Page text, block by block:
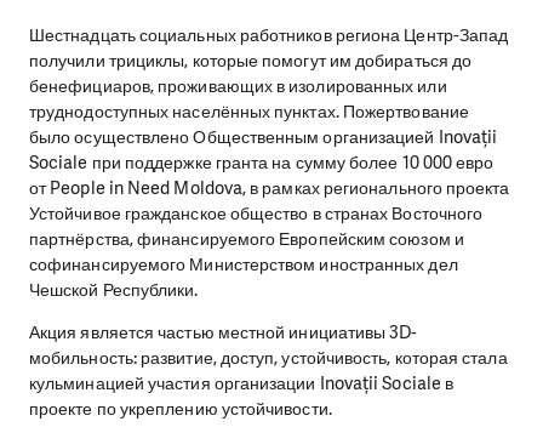
Шестнадцать социальных работников региона Центр-Запад
получили трициклы, которые помогут им добираться до
бенефициаров, проживающих в изолированных или
труднодоступных населённых пунктах. Пожертвование
было осуществлено Общественным организацией Inovații
Sociale при поддержке гранта на сумму более 10 000 евро
от People in Need Moldova, в рамках регионального проекта
Устойчивое гражданское общество в странах Восточного
партнёрства, финансируемого Европейским союзом и
софинансируемого Министерством иностранных дел
Чешской Республики.
Акция является частью местной инициативы 3D-
мобильность: развитие, доступ, устойчивость, которая стала
кульминацией участия организации Inovații Sociale в
проекте по укреплению устойчивости.